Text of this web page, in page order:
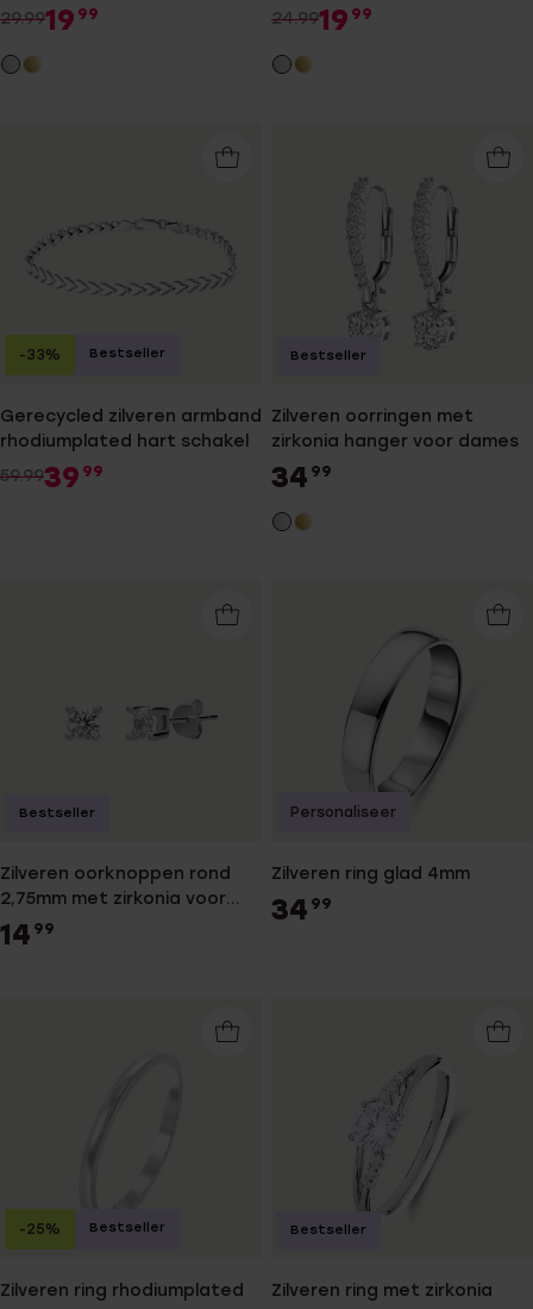
dames
29.9919 99 24.9919 99
Gerecycled zilveren armband
rhodiumplated hart schakel
59.9939 99
-33% Bestseller
Zilveren oorringen met
zirkonia hanger voor dames
34 99
Bestseller
Zilveren oorknoppen rond
2,75mm met zirkonia voor
dames
14 99
Bestseller
Zilveren ring glad 4mm
34 99
Personaliseer
Zilveren ring rhodiumplated
-25% Bestseller
Zilveren ring met zirkonia
Bestseller